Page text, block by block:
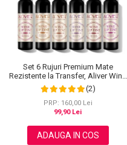
Set 6 Rujuri Premium Mate
Rezistente la Transfer, Aliver Wine
Lip Tint Waterproof, 7 g X 6 buc
(2)
PRP: 160,00 Lei
99,90 Lei
ADAUGA IN COS